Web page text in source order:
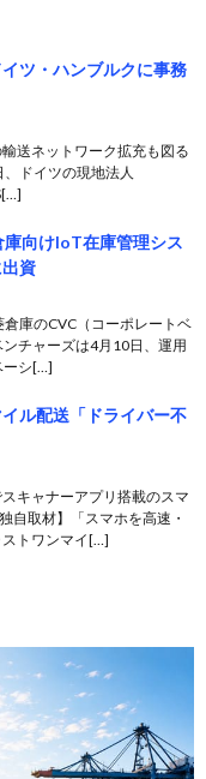
ツ・ハンブルクに事務
送ネットワーク拡充も図る
ドイツの現地法人
向けIoT在庫管理シス
資
庫のCVC（コーポレートベ
チャーズは4月10日、運用
ーシ[…]
ル配送「ドライバー不
キャナーアプリ搭載のスマ
自取材】「スマホを高速・
トワンマイ[…]